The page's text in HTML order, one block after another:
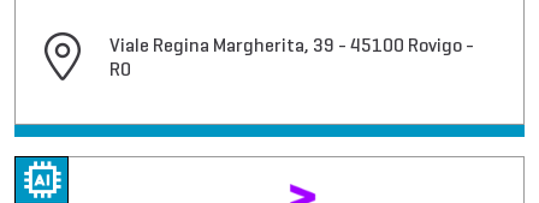
Viale Regina Margherita, 39 - 45100 Rovigo -
RO